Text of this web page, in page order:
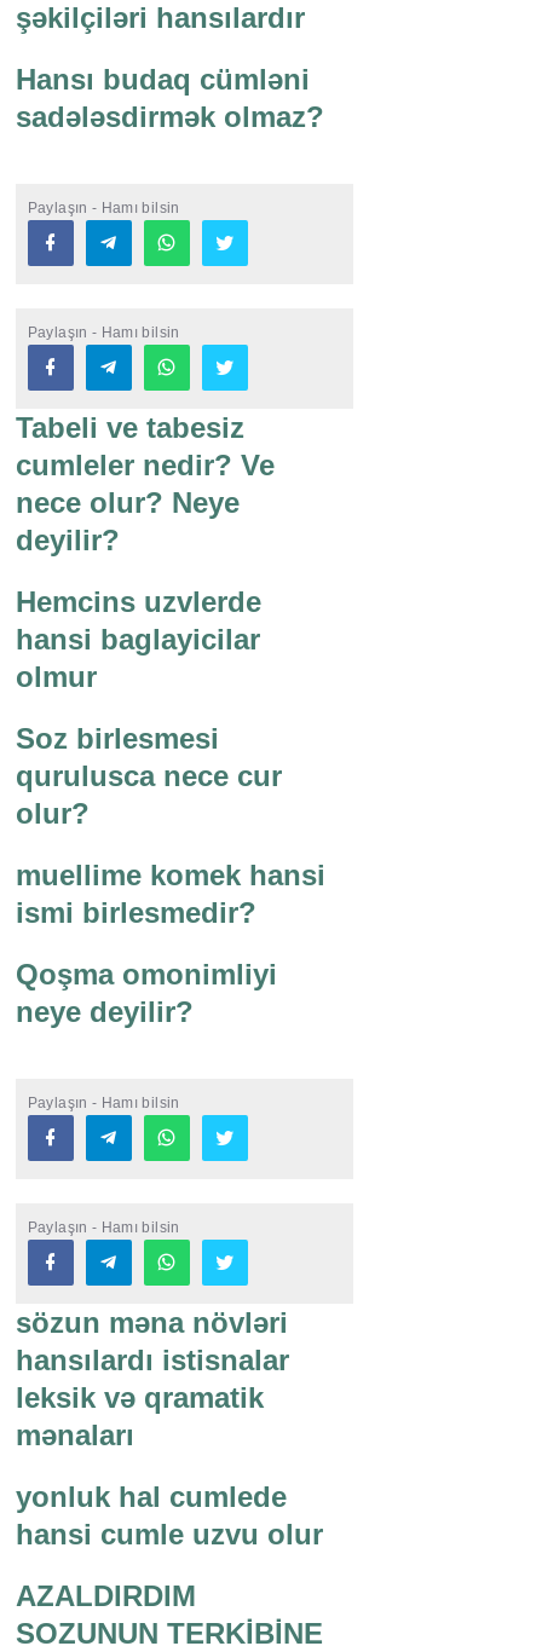
şəkilçiləri hansılardır
Hansı budaq cümləni
sadələsdirmək olmaz?
Paylaşın - Hamı bilsin
Paylaşın - Hamı bilsin
Tabeli ve tabesiz
cumleler nedir? Ve
nece olur? Neye
deyilir?
Hemcins uzvlerde
hansi baglayicilar
olmur
Soz birlesmesi
qurulusca nece cur
olur?
muellime komek hansi
ismi birlesmedir?
Qoşma omonimliyi
neye deyilir?
Paylaşın - Hamı bilsin
Paylaşın - Hamı bilsin
sözun məna növləri
hansılardı istisnalar
leksik və qramatik
mənaları
yonluk hal cumlede
hansi cumle uzvu olur
AZALDIRDIM
SOZUNUN TERKİBİNE